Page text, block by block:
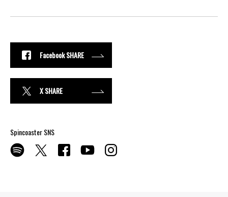
Facebook SHARE
X SHARE
Spincoaster SNS